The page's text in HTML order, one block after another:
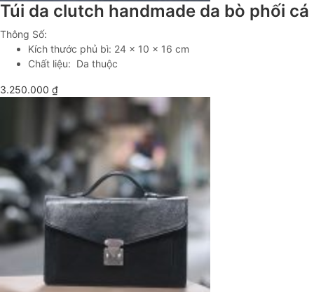
Túi da clutch handmade da bò phối
Thông Số:
Kích thước phủ bì: 24 x 10 x 16 cm
Chất liệu: Da thuộc
3.250.000 ₫